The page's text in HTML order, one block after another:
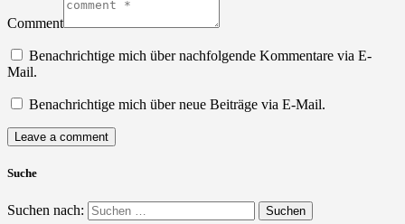
Comment
Benachrichtige mich über nachfolgende Kommentare via E-
Mail.
Benachrichtige mich über neue Beiträge via E-Mail.
Suche
Suchen nach: